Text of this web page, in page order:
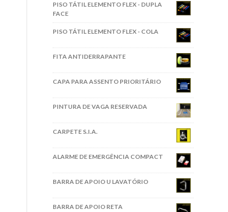
PISO TÁTIL ELEMENTO FLEX - DUPLA
FACE
PISO TÁTIL ELEMENTO FLEX - COLA
FITA ANTIDERRAPANTE
CAPA PARA ASSENTO PRIORITÁRIO
PINTURA DE VAGA RESERVADA
CARPETE S.I.A.
ALARME DE EMERGÊNCIA COMPACT
BARRA DE APOIO U LAVATÓRIO
BARRA DE APOIO RETA